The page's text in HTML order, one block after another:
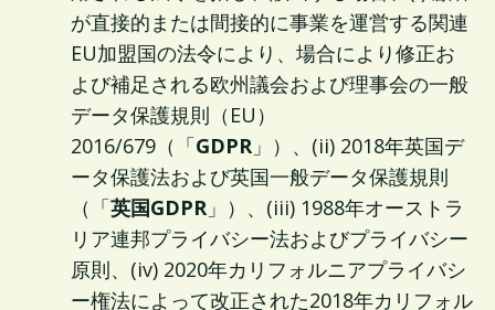
が直接的または間接的に事業を運営する関連
EU加盟国の法令により、場合により修正お
よび補足される欧州議会および理事会の一般
データ保護規則（EU）
2016/679（「GDPR」）、(ii) 2018年英国デ
ータ保護法および英国一般データ保護規則
（「英国GDPR」）、(iii) 1988年オーストラ
リア連邦プライバシー法およびプライバシー
原則、(iv) 2020年カリフォルニアプライバシ
ー権法によって改正された2018年カリフォル